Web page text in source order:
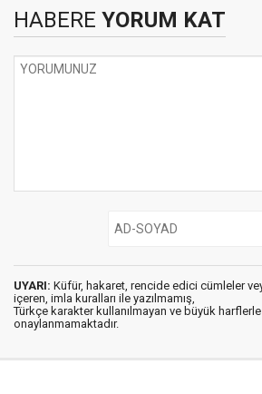
HABERE YORUM KAT
UYARI: Küfür, hakaret, rencide edici cümleler
içeren, imla kuralları ile yazılmamış,
Türkçe karakter kullanılmayan ve büyük harflerle
onaylanmamaktadır.